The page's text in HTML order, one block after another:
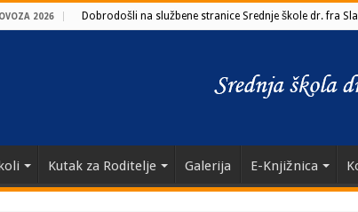
2026 Dobrodošli na službene stranice Srednje škole dr. fra
Kutak za Roditelje Galerija E-Knjižnica